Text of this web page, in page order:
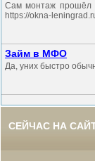
Сам монтаж прошёл
https://okna-
Займ в МФО
Да, уних быстро
СЕЙЧАС НА